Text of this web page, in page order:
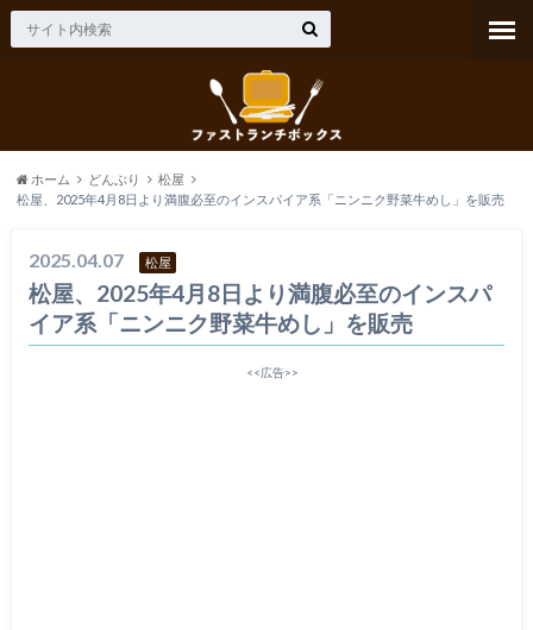
ホーム どんぶり
松屋
松屋、2025年4月8日より満腹必至のインスパイア系「ニンニク野菜牛めし」を販売
2025.04.07 松屋
松屋、2025年4月8日より満腹必至のインスパ
イア系「ニンニク野菜牛めし」を販売
<<広告>>